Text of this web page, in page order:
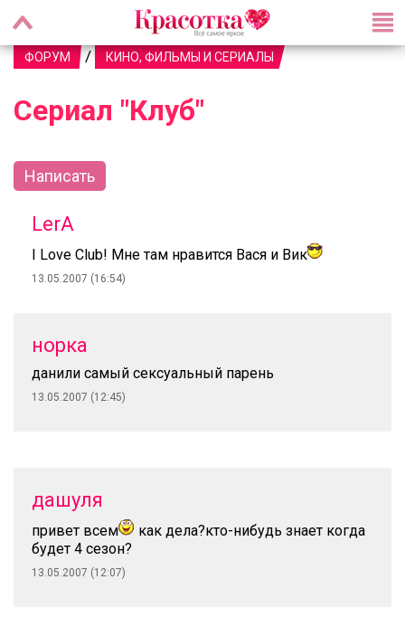
ФОРУМ / КИНО, ФИЛЬМЫ И СЕРИАЛЫ
Сериал "Клуб"
Написать
LerA
I Love Club! Мне там нравится Вася и Вик
13.05.2007 (16:54)
норка
данили самый сексуальный парень
13.05.2007 (12:45)
дашуля
привет всем
как дела?кто-нибудь знает когда
будет 4 сезон?
13.05.2007 (12:07)